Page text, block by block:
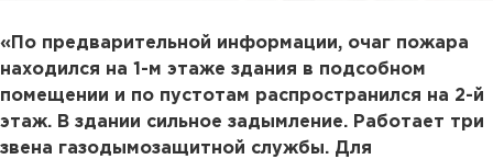
«По предварительной информации, очаг пожара
находился на 1-м этаже здания в подсобном
помещении и по пустотам распространился на 2-й
этаж. В здании сильное задымление. Работает три
звена газодымозащитной службы. Для